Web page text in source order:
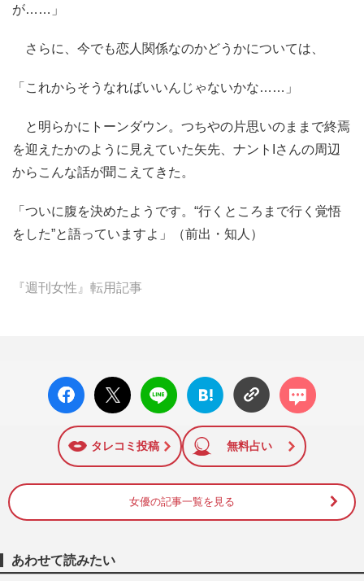
が……」
さらに、今でも恋人関係なのかどうかについては、
「これからそうなればいいんじゃないかな……」
と明らかにトーンダウン。つちやの片思いのままで終焉
を迎えたかのように見えていた矢先、ナントIさんの周辺
からこんな話が聞こえてきた。
「ついに腹を決めたようです。“行くところまで行く覚悟
をした”と語っていますよ」（前出・知人）
『週刊女性』転用記事
facebo
ok い
X ポス
ト
LINE
はてな
ブック
に追加
コメン
ト
タレコミ投稿 無料占い
女優の記事一覧を見る
あわせて読みたい